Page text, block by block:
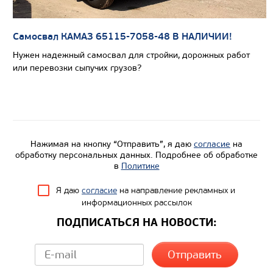
Вместимость кузова, м3
Направление разгрузки
Колесная формула
Самосвал КАМАЗ 65115-7058-48 В НАЛИЧИИ!
Нужен надежный самосвал для стройки, дорожных работ
или перевозки сыпучих грузов?
Нажимая на кнопку “Отправить”, я даю согласие на
обработку персональных данных. Подробнее об обработке
в Политике
Я даю согласие на направление рекламных и
информационных рассылок
ПОДПИСАТЬСЯ НА НОВОСТИ: